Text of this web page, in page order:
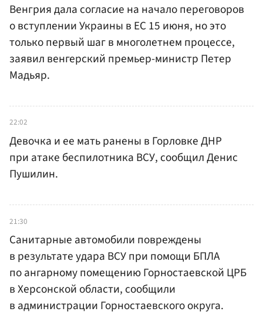
Венгрия дала согласие на начало переговоров
о вступлении Украины в ЕС 15 июня, но это
только первый шаг в многолетнем процессе,
заявил венгерский премьер-министр Петер
Мадьяр.
22:02
Девочка и ее мать ранены в Горловке ДНР
при атаке беспилотника ВСУ, сообщил Денис
Пушилин.
21:30
Санитарные автомобили повреждены
в результате удара ВСУ при помощи БПЛА
по ангарному помещению Горностаевской ЦРБ
в Херсонской области, сообщили
в администрации Горностаевского округа.